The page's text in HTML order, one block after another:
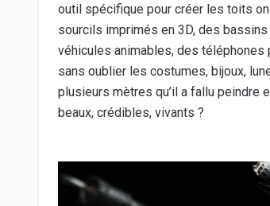
outil spécifique pour créer les toits
sourcils imprimés en 3D, des
véhicules animables, des
sans oublier les costumes, bijoux,
plusieurs mètres qu’il a fallu peindre
beaux, crédibles, vivants ?